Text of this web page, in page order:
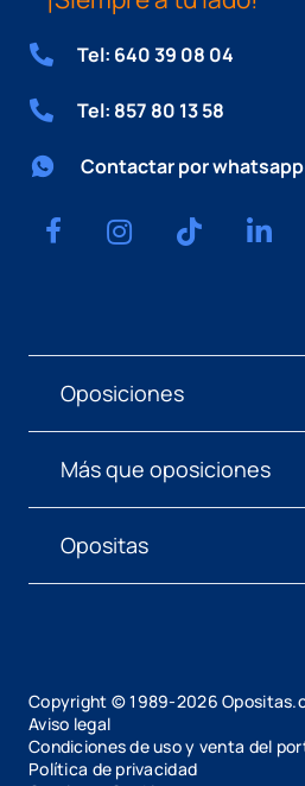
Tel: 640 39 08 04
Tel: 857 80 13 58
Contactar por whatsapp
Oposiciones
Más que oposiciones
Opositas
Copyright © 1989-2026
Aviso legal
Condiciones de uso y venta del
Política de privacidad